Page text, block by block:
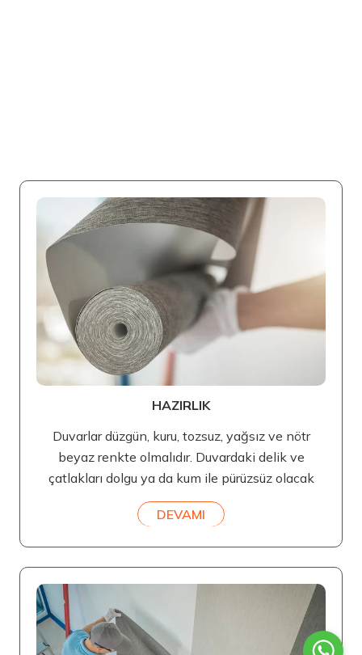
HAZIRLIK
Duvarlar düzgün, kuru, tozsuz, yağsız ve nötr
beyaz renkte olmalıdır. Duvardaki delik ve
çatlakları dolgu ya da kum ile pürüzsüz olacak
DEVAMI